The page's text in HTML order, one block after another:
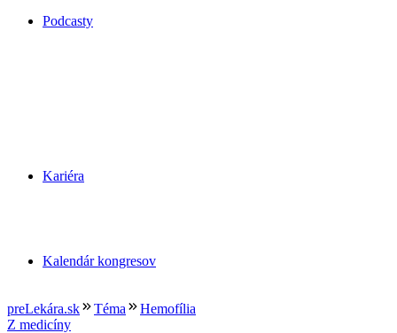
Podcasty
Kariéra
Kalendár kongresov
preLekára.sk Téma
Hemofília
Z medicíny